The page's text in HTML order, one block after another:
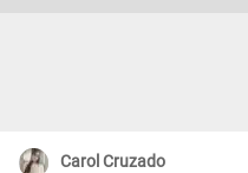
Carol Cruzado